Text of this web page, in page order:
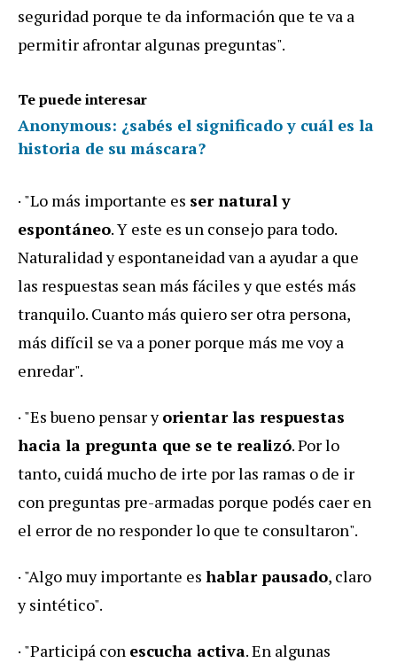
seguridad porque te da información que te va a
permitir afrontar algunas preguntas".
Te puede interesar
Anonymous: ¿sabés el significado y cuál es la
historia de su máscara?
· "Lo más importante es ser natural y
espontáneo. Y este es un consejo para todo.
Naturalidad y espontaneidad van a ayudar a que
las respuestas sean más fáciles y que estés más
tranquilo. Cuanto más quiero ser otra persona,
más difícil se va a poner porque más me voy a
enredar".
· "Es bueno pensar yorientar las respuestas
hacia la pregunta que se te realizó. Por lo
tanto, cuidá mucho de irte por las ramas o de ir
con preguntas pre-armadas porque podés caer en
el error de no responder lo que te consultaron".
· "Algo muy importante es hablar pausado, claro
y sintético".
· "Participá con escucha activa. En algunas